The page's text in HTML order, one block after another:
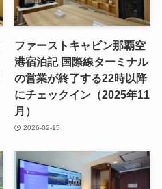
ファーストキャビン那覇空
港宿泊記 国際線ターミナル
の営業が終了する22時以降
にチェックイン（2025年11
月）
2026-02-15